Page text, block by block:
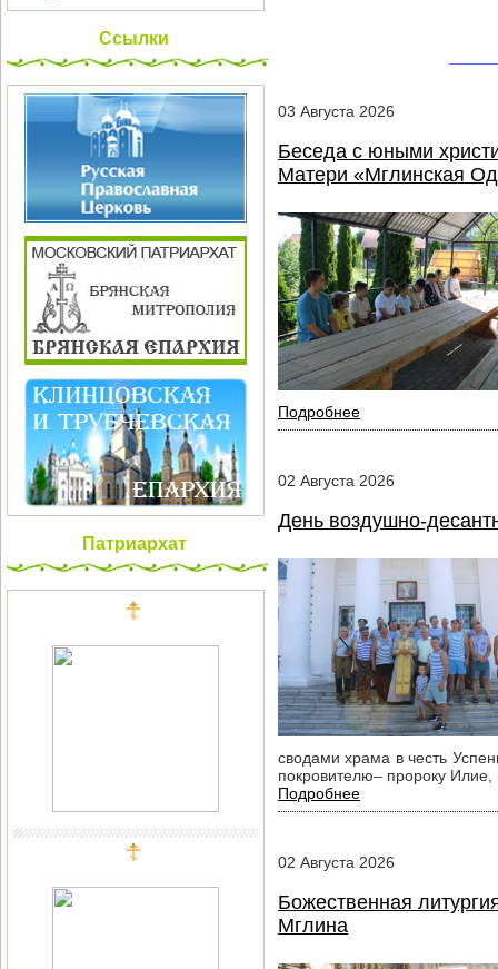
Ссылки
Патриархат
03 Августа 2026
Беседа с юными
Матери «Мглинская
Подробнее
02 Августа 2026
День воздушно-
сводами храма в честь
покровителю– пророку Илие,
Подробнее
02 Августа 2026
Божественная
Мглина